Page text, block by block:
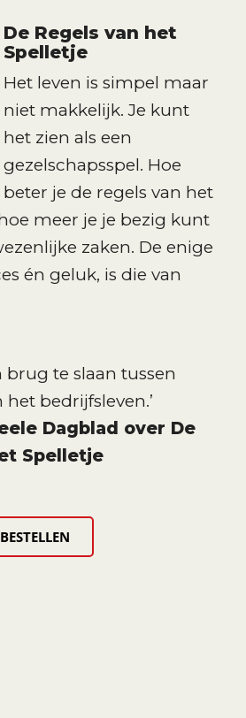
De Regels van het
Spelletje
Het leven is simpel maar
niet makkelijk. Je kunt
het zien als een
gezelschapsspel. Hoe
beter je de regels van het
meer je je bezig kunt
zaken. De enige
én geluk, is die van
brug te slaan tussen
bedrijfsleven.’
Dagblad over De
Spelletje